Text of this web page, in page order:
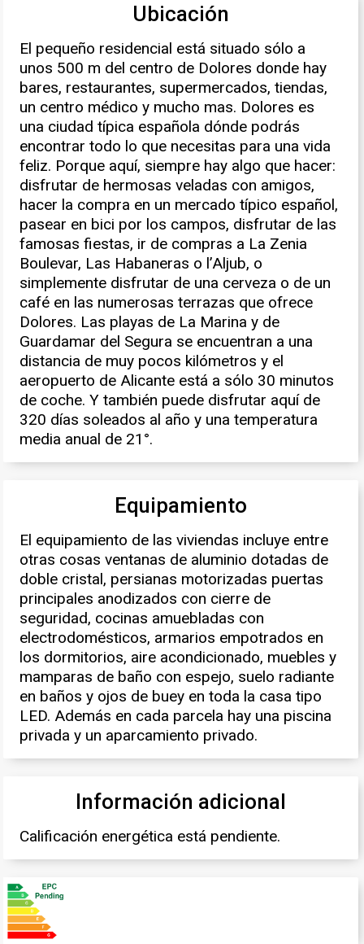
Ubicación
El pequeño residencial está situado sólo a
unos 500 m del centro de Dolores donde hay
bares, restaurantes, supermercados, tiendas,
un centro médico y mucho mas. Dolores es
una ciudad típica española dónde podrás
encontrar todo lo que necesitas para una vida
feliz. Porque aquí, siempre hay algo que hacer:
disfrutar de hermosas veladas con amigos,
hacer la compra en un mercado típico español,
pasear en bici por los campos, disfrutar de las
famosas fiestas, ir de compras a La Zenia
Boulevar, Las Habaneras o l’Aljub, o
simplemente disfrutar de una cerveza o de un
café en las numerosas terrazas que ofrece
Dolores. Las playas de La Marina y de
Guardamar del Segura se encuentran a una
distancia de muy pocos kilómetros y el
aeropuerto de Alicante está a sólo 30 minutos
de coche. Y también puede disfrutar aquí de
320 días soleados al año y una temperatura
media anual de 21°.
Equipamiento
El equipamiento de las viviendas incluye entre
otras cosas ventanas de aluminio dotadas de
doble cristal, persianas motorizadas puertas
principales anodizados con cierre de
seguridad, cocinas amuebladas con
electrodomésticos, armarios empotrados en
los dormitorios, aire acondicionado, muebles y
mamparas de baño con espejo, suelo radiante
en baños y ojos de buey en toda la casa tipo
LED. Además en cada parcela hay una piscina
privada y un aparcamiento privado.
Información adicional
Calificación energética está pendiente.